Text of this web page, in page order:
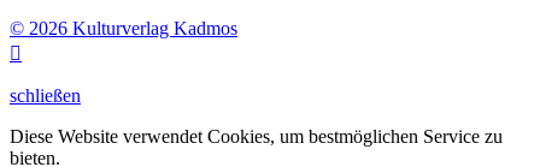
© 2026 Kulturverlag Kadmos

schließen
Diese Website verwendet Cookies, um bestmöglichen Service zu
bieten.